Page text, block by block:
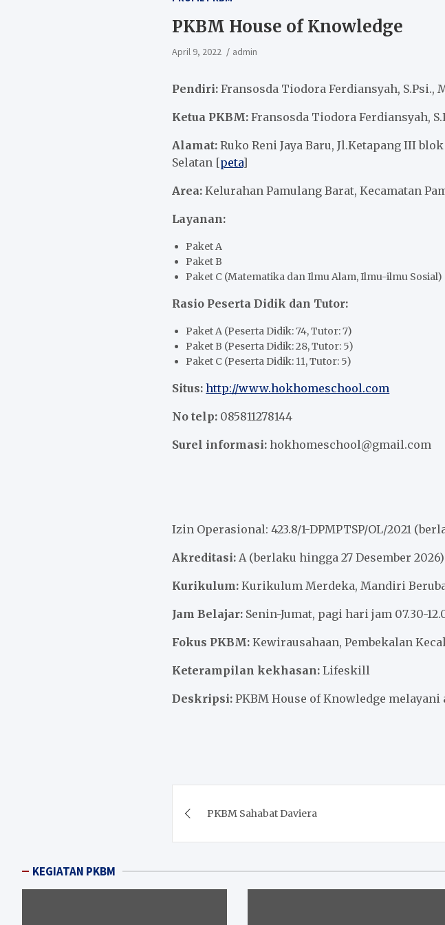
PKBM House of Knowledge
April 9, 2022 admin
Pendiri: Fransosda Tiodora Ferdiansyah, S.Psi.,
Ketua PKBM: Fransosda Tiodora Ferdiansyah,
Alamat: Ruko Reni Jaya Baru, Jl.Ketapang III
Selatan [peta]
Area: Kelurahan Pamulang Barat, Kecamatan
Layanan:
Paket A
Paket B
Paket C (Matematika dan Ilmu Alam, Ilmu-ilmu Sosial)
Rasio Peserta Didik dan Tutor:
Paket A (Peserta Didik: 74, Tutor: 7)
Paket B (Peserta Didik: 28, Tutor: 5)
Paket C (Peserta Didik: 11, Tutor: 5)
Situs: http://www.hokhomeschool.com
No telp: 085811278144
Surel informasi: hokhomeschool@gmail.com
Izin Operasional: 423.8/1-DPMPTSP/OL/2021
Akreditasi: A (berlaku hingga 27 Desember 2026)
Kurikulum: Kurikulum Merdeka, Mandiri
Jam Belajar: Senin-Jumat, pagi hari jam 07.30-
Fokus PKBM: Kewirausahaan, Pembekalan
Keterampilan kekhasan: Lifeskill
Deskripsi: PKBM House of Knowledge
navigation
PKBM Sahabat Daviera
KEGIATAN PKBM